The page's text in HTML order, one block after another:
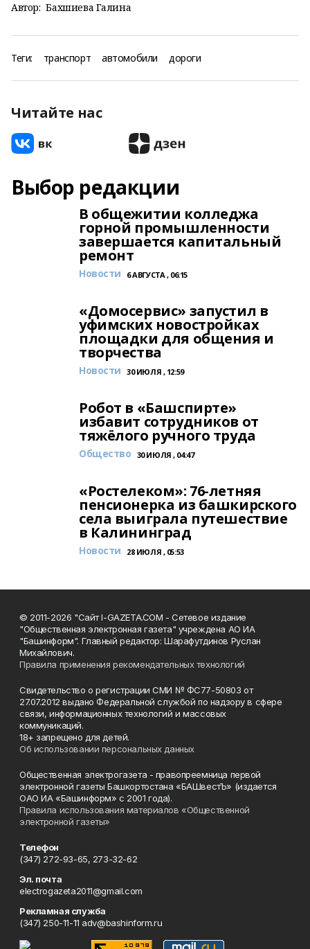
Автор: Бахшиева Галина
Теги: транспорт автомобили дороги
Читайте нас
Выбор редакции
В общежитии колледжа
горной промышленности
завершается капитальный
ремонт
Новости 6 АВГУСТА , 06:15
«Домосервис» запустил в
уфимских новостройках
площадки для общения и
творчества
Новости 30 ИЮЛЯ , 12:59
Робот в «Башспирте»
избавит сотрудников от
тяжёлого ручного труда
Общество 30 ИЮЛЯ , 04:47
«Ростелеком»: 76-летняя
пенсионерка из башкирского
села выиграла путешествие
в Калининград
Новости 28 ИЮЛЯ , 05:53
© 2011-2026 "Сайт I-GAZETA.COM - Сетевое издание
"Общественная электронная газета" учреждена АО ИА
"Башинформ". Главный редактор: Шарафутдинов Руслан
Михайлович.
Правила применения рекомендательных технологий
Свидетельство о регистрации СМИ № ФС77-50803 от
27.07.2012 выдано Федеральной службой по надзору в сфере
связи, информационных технологий и массовых
коммуникаций.
18+ запрещено для детей.
Об использовании персональных данных
Общественная электрогазета - правопреемница первой
электронной газеты Башкортостана «БАШвестЪ» (издается
ОАО ИА «Башинформ» с 2001 года).
Правила использования материалов «Общественной
электронной газеты»
Телефон
(347) 272-93-65, 273-32-62
Эл. почта
electrogazeta2011@gmail.com
Рекламная служба
(347) 250-11-11 adv@bashinform.ru